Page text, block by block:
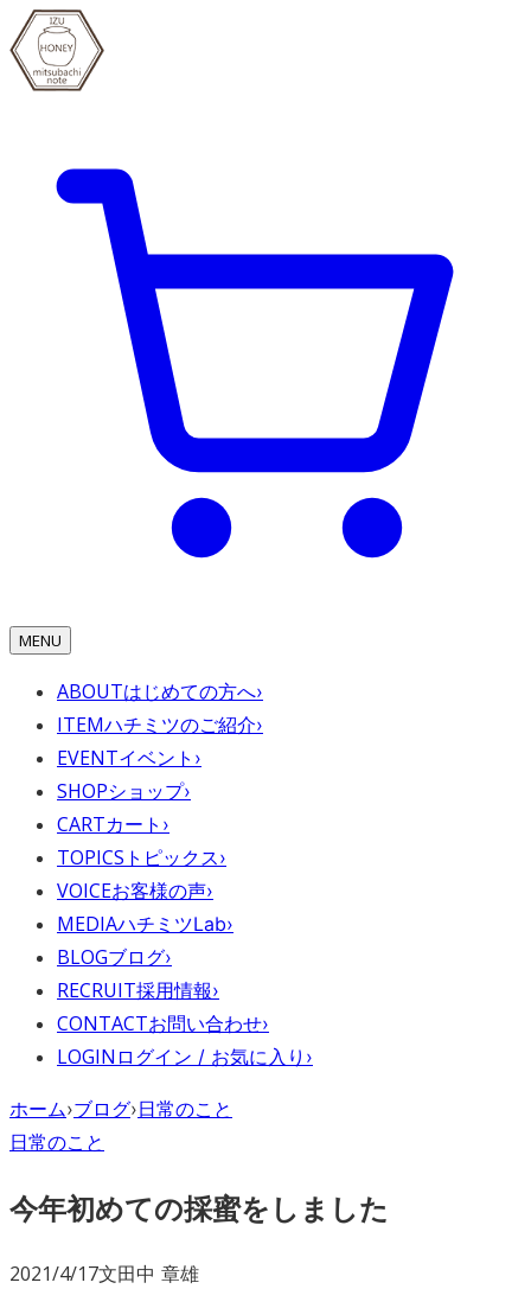
MENU
ABOUTはじめての方へ›
ITEMハチミツのご紹介›
EVENTイベント ›
SHOPショップ›
CARTカート ›
TOPICS トピックス›
VOICEお客様の声›
MEDIAハチミツLab›
BLOGブログ›
RECRUIT採用情報›
CONTACTお問い合わせ›
LOGIN ログイン / お気に入り ›
ホーム›ブログ›日常のこと
日常のこと
今年初めての採蜜をしました
2021/4/17文田中 章雄